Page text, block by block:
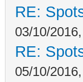
RE:
03/10/
RE:
05/10/